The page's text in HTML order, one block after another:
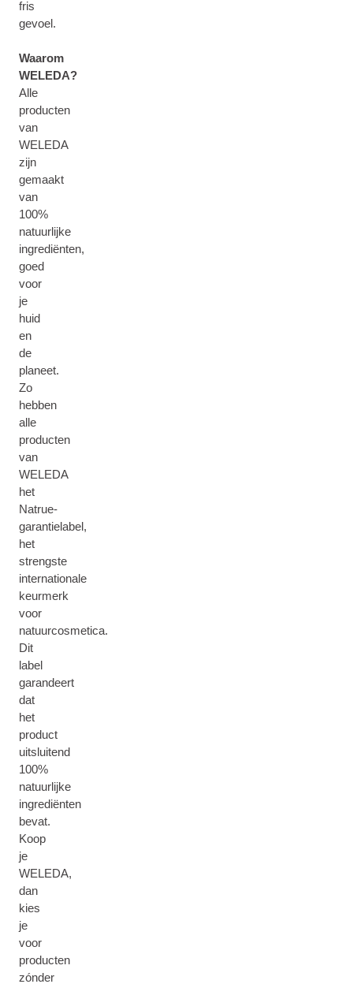
fris
gevoel.
Waarom
WELEDA?
Alle
producten
van
WELEDA
zijn
gemaakt
van
100%
natuurlijke
ingrediënten,
goed
voor
je
huid
en
de
planeet.
Zo
hebben
alle
producten
van
WELEDA
het
Natrue-
garantielabel,
het
strengste
internationale
keurmerk
voor
natuurcosmetica.
Dit
label
garandeert
dat
het
product
uitsluitend
100%
natuurlijke
ingrediënten
bevat.
Koop
je
WELEDA,
dan
kies
je
voor
producten
zónder